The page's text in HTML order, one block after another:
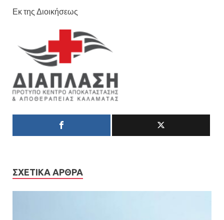
Εκ της Διοικήσεως
ΣΧΕΤΙΚΆ ΆΡΘΡΑ